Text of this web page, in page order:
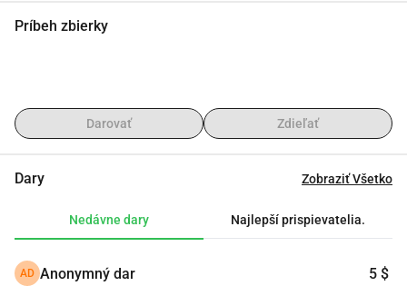
Príbeh zbierky
Darovať Zdieľať
Dary Zobraziť Všetko
Nedávne dary Najlepší prispievatelia.
AD Anonymný dar 5 $